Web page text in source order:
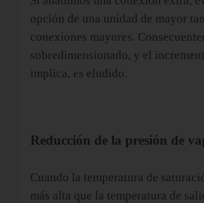
opción de una unidad de mayor
conexiones mayores.
sobredimensionado, y el
implica, es eludido.
Reducción de la presión de
Cuando la temperatura de
más alta que la temperatura de